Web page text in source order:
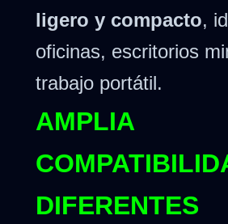
ligero y compacto,
oficinas, escritorios
trabajo portátil.
AMPLIA
DIFERENTES